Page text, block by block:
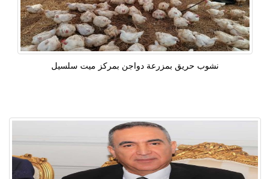
نشوب حريق بمزرعة دواجن بمركز ميت سلسيل